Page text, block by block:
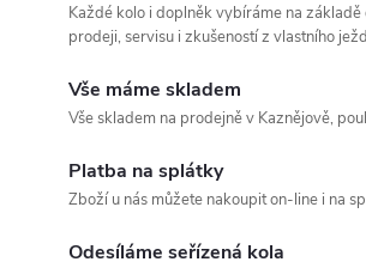
Každé kolo i doplněk vybíráme na
prodeji, servisu i zkušeností z vlastního
Vše máme skladem
Vše skladem na prodejně v Kaznějově,
Platba na splátky
Zboží u nás můžete nakoupit on-line i na
Odesíláme seřízená kola